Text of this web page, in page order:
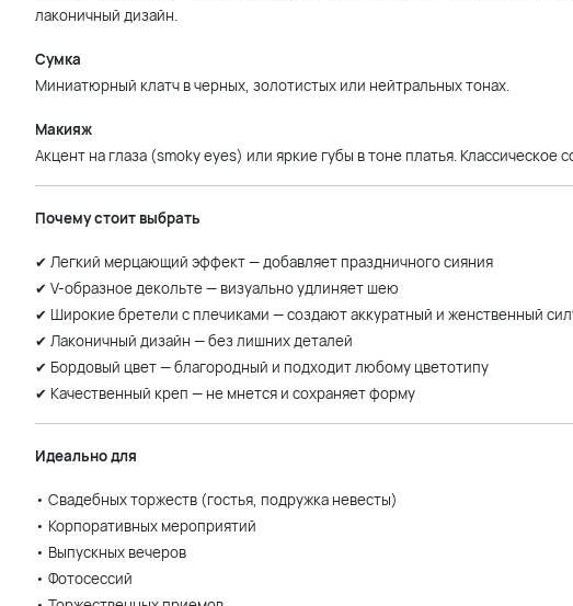
лаконичный дизайн.
Сумка
Миниатюрный клатч в черных, золотистых или нейтральных тонах.
Макияж
Акцент на глаза (smoky eyes) или яркие губы в тоне платья.
Почему стоит выбрать
✔ Легкий мерцающий эффект — добавляет праздничного сияния
✔ V-образное декольте — визуально удлиняет шею
✔ Широкие бретели с плечиками — создают аккуратный и женственный
✔ Лаконичный дизайн — без лишних деталей
✔ Бордовый цвет — благородный и подходит любому цветотипу
✔ Качественный креп — не мнется и сохраняет форму
Идеально для
• Свадебных торжеств (гостья, подружка невесты)
• Корпоративных мероприятий
• Выпускных вечеров
• Фотосессий